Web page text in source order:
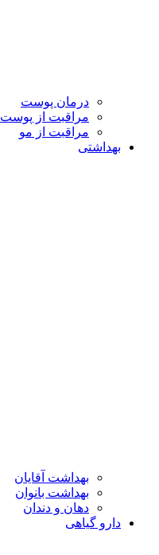
درمان پوست
مراقبت از پوست
مراقبت از مو
بهداشتی
بهداشت آقایان
بهداشت بانوان
دهان و دندان
دارو گیاهی